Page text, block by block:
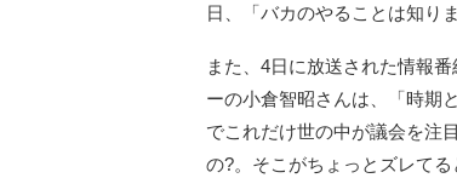
日、「バカのやることは知り
また、4日に放送された情報
ーの小倉智昭さんは、「時期
でこれだけ世の中が議会を注
の?。そこがちょっとズレて